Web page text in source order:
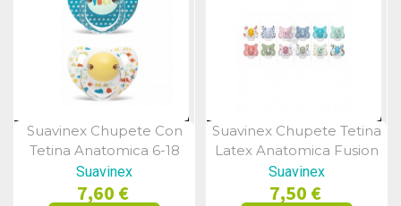
Vista Rápida
Suavinex Chupete Con
Tetina Anatomica 6-18
Meses Uds
Suavinex
7,60 €
Vista Rápida
Suavinex Chupete Tetina
Latex Anatomica Fusion
Suavinex
7,50 €